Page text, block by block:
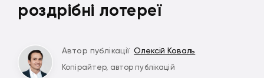
роздрібні лотереї
Автор публікації Олексій Коваль
Копірайтер, автор публікацій